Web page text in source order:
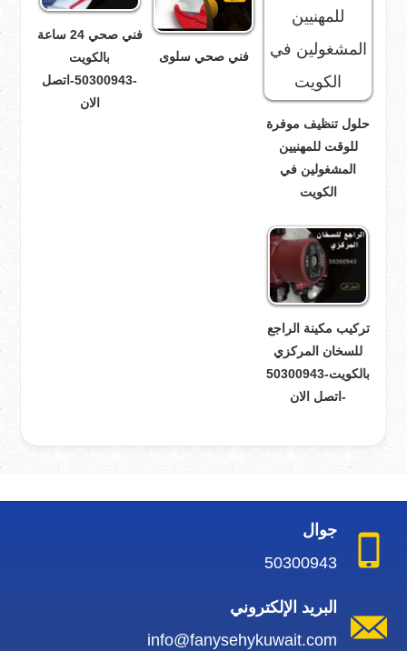
حلول تنظيف موفرة
للوقت للمهنيين
المشغولين في
الكويت
فني صحي سلوى
فني صحي 24 ساعة
بالكويت
-50300943-اتصل
الان
تركيب مكينة الراجع
للسخان المركزي
بالكويت-50300943
-اتصل الان
جوال
50300943
البريد الإلكتروني
info@fanysehykuwait.com